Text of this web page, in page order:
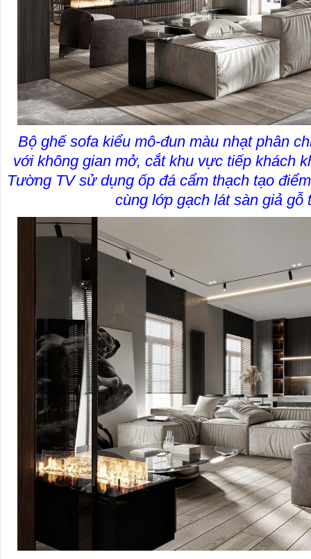
Bộ ghế sofa kiểu mô-đun màu nhạt phân
với không gian mở, cắt khu vực tiếp khách
Tường TV sử dụng ốp đá cẩm thạch tạo
cùng lớp gạch lát sàn giả gỗ